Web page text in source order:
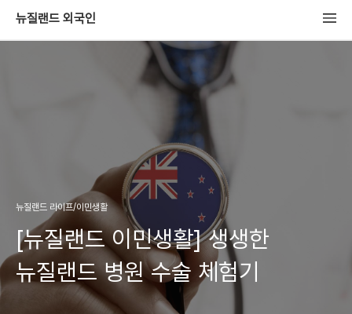
뉴질랜드 외국인
뉴질랜드 라이프/이민생활
[뉴질랜드 이민생활] 생생한
뉴질랜드 병원 수술 체험기